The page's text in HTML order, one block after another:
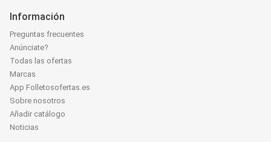
Información
Preguntas frecuentes
Anúnciate?
Todas las ofertas
Marcas
App Folletosofertas.es
Sobre nosotros
Añadir catálogo
Noticias